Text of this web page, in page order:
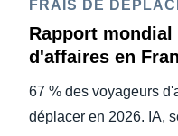
FRAIS DE
Rapport mondial
d'affaires en
67 % des voyageurs
déplacer en 2026. IA,